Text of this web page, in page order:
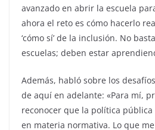
avanzado en abrir la escuela
ahora el reto es cómo hacerlo
‘cómo sí’ de la inclusión. No
escuelas; deben estar
Además, habló sobre los
de aquí en adelante: «Para mí,
reconocer que la política
en materia normativa. Lo que